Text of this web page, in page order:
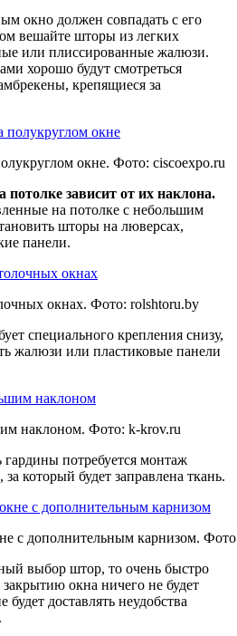
окно должен совпадать с его
вешайте шторы из легких
или плиссированные жалюзи.
хорошо будут смотреться
крепящиеся за
окне. Фото: ciscoexpo.ru
потолке зависит от их наклона.
на потолке с небольшим
шторы на люверсах,
панели.
окнах. Фото: rolshtoru.by
специального крепления снизу,
жалюзи или пластиковые панели
наклоном. Фото: k-krov.ru
гардины потребуется монтаж
который будет заправлена ткань.
с дополнительным карнизом.
выбор штор, то очень быстро
окна ничего не будет
будет доставлять неудобства